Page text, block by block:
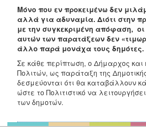
Μόνο που εν προκειμένω δεν
αλλά για αδυναμία. Διότι στην
με την συγκεκριμένη απόφαση,
αυτών των παρατάξεων δεν
άλλο παρά μονάχα τους δημότες.
Σε κάθε περίπτωση, ο Δήμαρχος
Πολιτών, ως παράταξη της
δεσμεύονται ότι θα καταβάλλουν
ώστε το Πολιτιστικό να
των δημοτών.